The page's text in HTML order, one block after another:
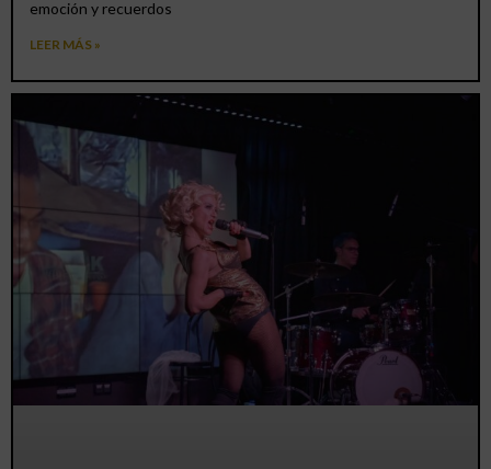
emoción y recuerdos
LEER MÁS »